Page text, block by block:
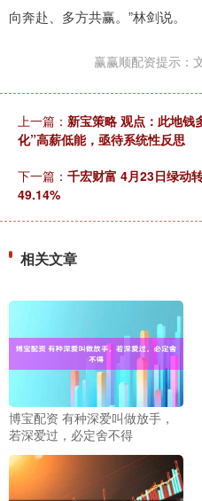
向奔赴、多方共赢。”林剑说。
赢赢顺配资提示：
上一篇： 新宝策略 观点：此地钱
化”高薪低能，亟待系统性反思
下一篇： 千宏财富 4月23日绿动
49.14%
相关文章
博宝配资 有种深爱叫做放手，
若深爱过，必定舍不得